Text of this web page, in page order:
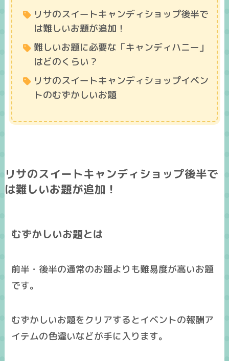
リサのスイートキャンディショップ後半で
は難しいお題が追加！
難しいお題に必要な「キャンディハニー」
はどのくらい？
リサのスイートキャンディショップイベン
トのむずかしいお題
リサのスイートキャンディショップ後半で
は難しいお題が追加！
むずかしいお題とは
前半・後半の通常のお題よりも難易度が高いお題
です。
むずかしいお題をクリアするとイベントの報酬ア
イテムの色違いなどが手に入ります。